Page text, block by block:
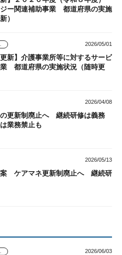
ー関連補助事業 都道府県の実施
）
ツ 2026/05/01
更新】介護事業所等に対するサービ
都道府県の実施状況（随時更
2026/04/08
更新制廃止へ 継続研修は義務
業務禁止も
2026/05/13
案 ケアマネ更新制廃止へ 継続研
ツ 2026/06/03